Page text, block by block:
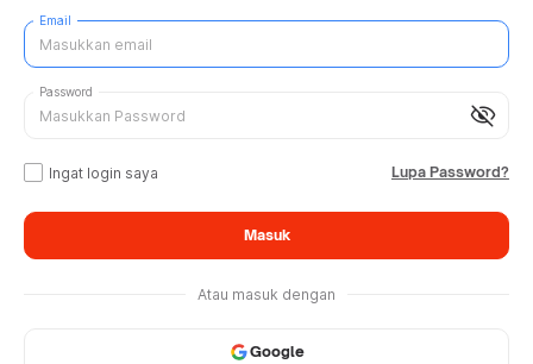
Email
visibility_off
Password
Ingat login saya Lupa Password?
Masuk
Atau masuk dengan
Google